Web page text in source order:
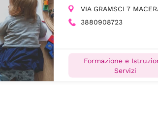
VIA GRAMSCI 7
3880908723
Formazione e
Servizi